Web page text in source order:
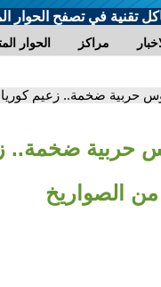
تقنية في تصفح الحوار
الحوار مراكز
حربية ضخمة.. زعيم كوريا
حربية ضخمة..
من الصواريخ